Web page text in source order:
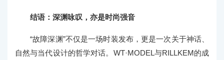
结语：深渊咏叹，亦是时尚强音
“故障深渊”不仅是一场时装发布，更是一次关于神话、
自然与当代设计的哲学对话。WT·MODEL与RILLKEM的成